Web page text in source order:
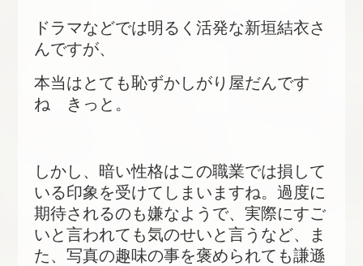
ドラマなどでは明るく活発な新垣結衣さ
んですが、
本当はとても恥ずかしがり屋だんです
ね きっと。
しかし、暗い性格はこの職業では損して
いる印象を受けてしまいますね。過度に
期待されるのも嫌なようで、実際にすご
いと言われても気のせいと言うなど、ま
た、写真の趣味の事を褒められても謙遜